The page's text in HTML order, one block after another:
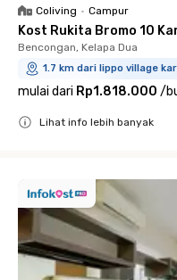
Coliving • Campur
Kost Rukita Bromo 10
Bencongan, Kelapa Dua
1.7 km dari lippo village
mulai dari Rp1.818.000 /
Lihat info lebih banyak